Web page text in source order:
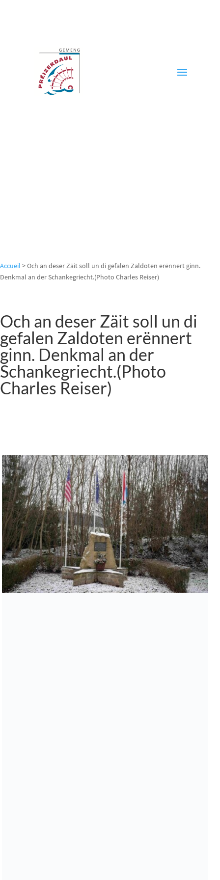
Accueil >Och an deser Zäit soll un di gefalen Zaldoten erënnert ginn.
Denkmal an der Schankegriecht.(Photo Charles Reiser)
Och an deser Zäit soll un di
gefalen Zaldoten erënnert
ginn. Denkmal an der
Schankegriecht.(Photo
Charles Reiser)